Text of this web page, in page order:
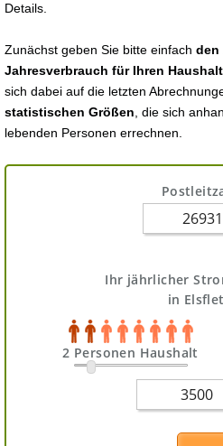
Details.
Zunächst geben Sie bitte einfach den
Jahresverbrauch für Ihren Haushalt
sich dabei auf die letzten
statistischen Größen , die sich
lebenden Personen errechnen.
Ihr jährlicher
in
2 Personen Haushalt